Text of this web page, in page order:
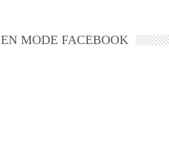
EN MODE FACEBOOK